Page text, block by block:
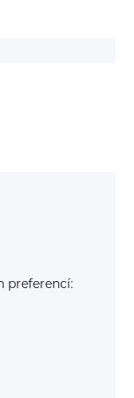
preferencí: